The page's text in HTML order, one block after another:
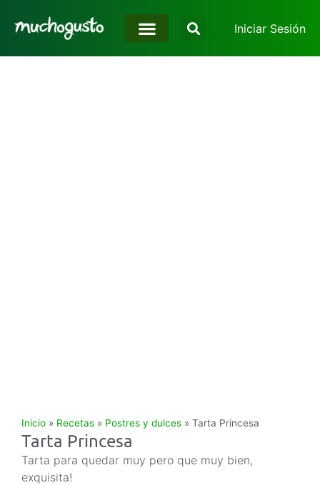
Iniciar Sesión
Inicio » Recetas » Postres y dulces » Tarta Princesa
Tarta Princesa
Tarta para quedar muy pero que muy bien,
exquisita!